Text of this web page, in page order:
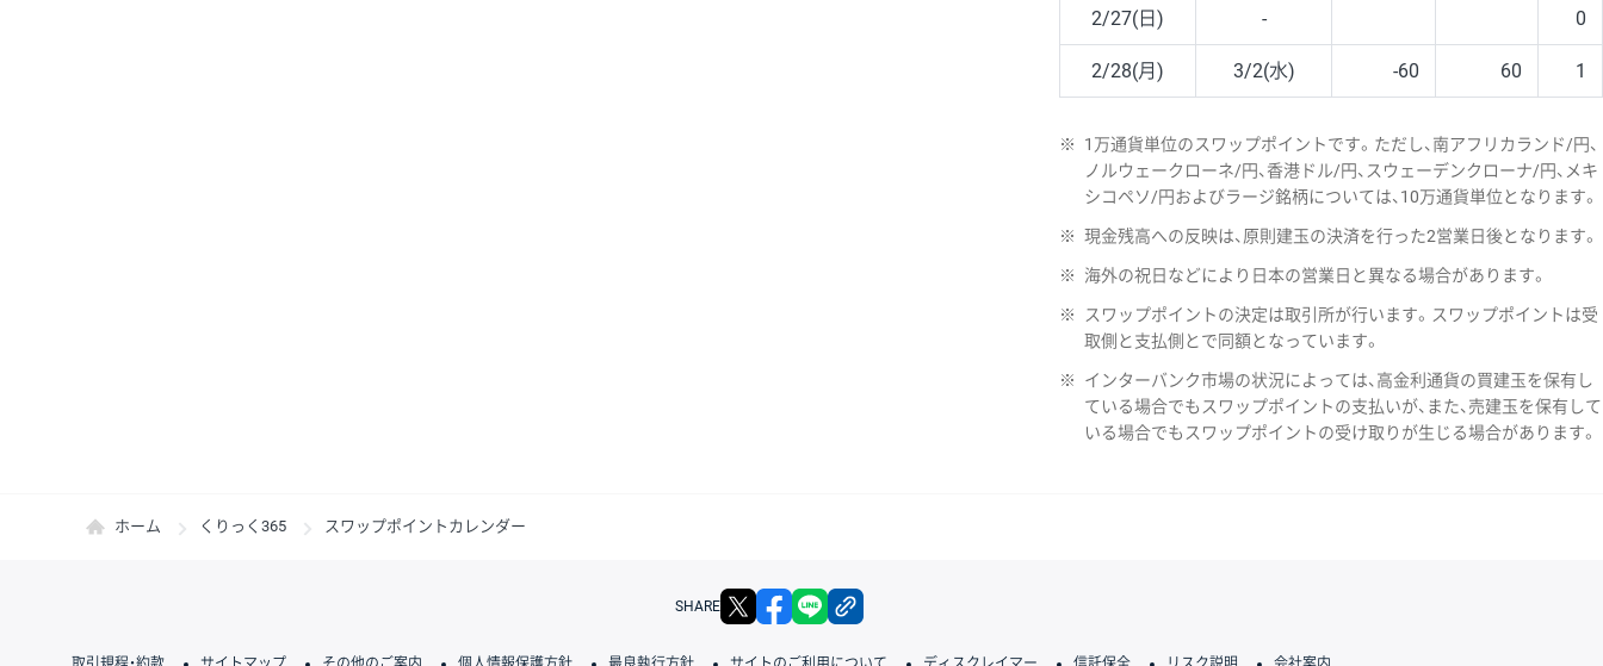
2/27(日) - 0
2/28(月) 3/2(水) -60 60 1
※
1万通貨単位のスワップポイントです。ただし、南アフリカランド/円、
ノルウェークローネ/円、香港ドル/円、スウェーデンクローナ/円、メキ
シコペソ/円およびラージ銘柄については、10万通貨単位となります。
※ 現金残高への反映は、原則建玉の決済を行った2営業日後となります。
※ 海外の祝日などにより日本の営業日と異なる場合があります。
※
スワップポイントの決定は取引所が行います。スワップポイントは受
取側と支払側とで同額となっています。
※
インターバンク市場の状況によっては、高金利通貨の買建玉を保有し
ている場合でもスワップポイントの支払いが、また、売建玉を保有して
いる場合でもスワップポイントの受け取りが生じる場合があります。
ホーム くりっく365 スワップポイントカレンダー
SHARE X facebook